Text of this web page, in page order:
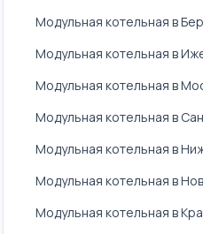
Модульная котельная в
Модульная котельная в
Модульная котельная в
Модульная котельная в
Модульная котельная в
Модульная котельная в
Модульная котельная в